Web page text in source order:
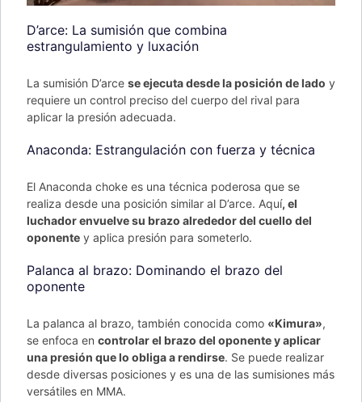
D’arce: La sumisión que combina
estrangulamiento y luxación
La sumisión D’arce se ejecuta desde la posición de lado y
requiere un control preciso del cuerpo del rival para
aplicar la presión adecuada.
Anaconda: Estrangulación con fuerza y técnica
El Anaconda choke es una técnica poderosa que se
realiza desde una posición similar al D’arce. Aquí, el
luchador envuelve su brazo alrededor del cuello del
oponente y aplica presión para someterlo.
Palanca al brazo: Dominando el brazo del
oponente
La palanca al brazo, también conocida como «Kimura»,
se enfoca en controlar el brazo del oponente y aplicar
una presión que lo obliga a rendirse. Se puede realizar
desde diversas posiciones y es una de las sumisiones más
versátiles en MMA.